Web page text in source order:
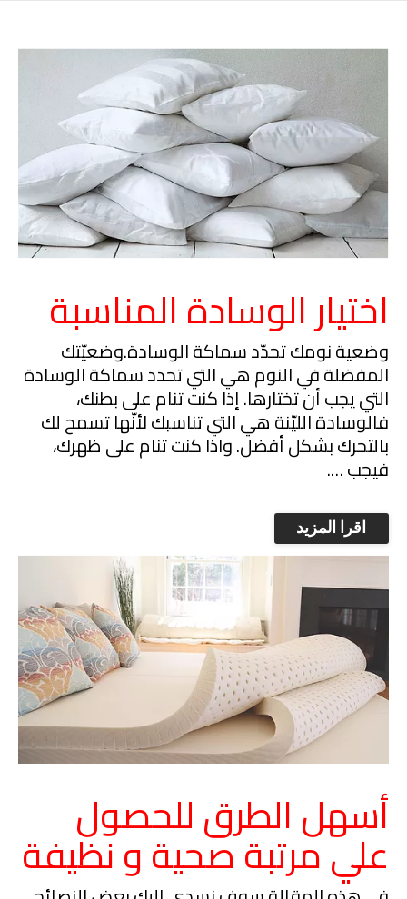
اختيار الوسادة المناسبة
وضعية نومك تحدّد سماكة الوسادة.وضعيّتك
المفضلة في النوم هي التي تحدد سماكة الوسادة
التي يجب أن تختارها. إذا كنت تنام على بطنك،
فالوسادة الليّنة هي التي تناسبك لأنّها تسمح لك
بالتحرك بشكل أفضل. واذا كنت تنام على ظهرك،
فيجب ….
اقرا المزيد
أسهل الطرق للحصول
علي مرتبة صحية و نظيفة